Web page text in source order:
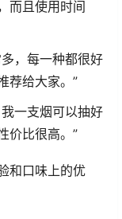
而且使用时间
，每一种都很好
荐给大家。”
一支烟可以抽好
价比很高。”
和口味上的优